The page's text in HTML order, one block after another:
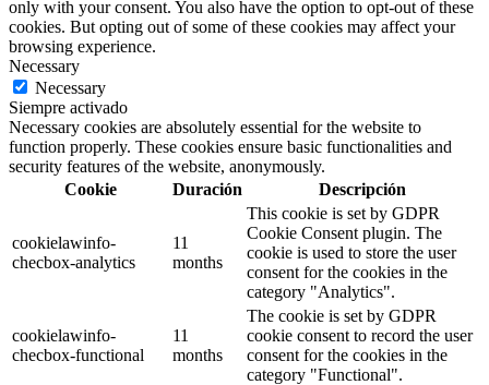
only with your consent. You also have the option to opt-out of these
cookies. But opting out of some of these cookies may affect your
browsing experience.
Necessary
Necessary
Siempre activado
Necessary cookies are absolutely essential for the website to
function properly. These cookies ensure basic functionalities and
security features of the website, anonymously.
Cookie
Duración Descripción
cookielawinfo-
checbox-analytics
11
months
This cookie is set by GDPR
Cookie Consent plugin. The
cookie is used to store the user
consent for the cookies in the
category "Analytics".
cookielawinfo-
checbox-functional
11
months
The cookie is set by GDPR
cookie consent to record the user
consent for the cookies in the
category "Functional".